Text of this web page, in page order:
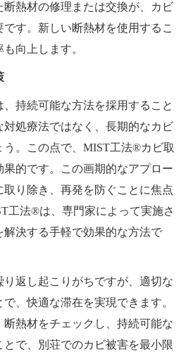
熱材の修理または交換が、カビ
す。新しい断熱材を使用するこ
向上します。
持続可能な方法を採用すること
対処療法ではなく、長期的なカビ
。この点で、MIST工法®カビ取
果的です。この画期的なアプロー
り除き、再発を防ぐことに焦点
工法®は、専門家によって実施さ
解決する手軽で効果的な方法で
り返し起こりがちですが、適切な
、快適な滞在を実現できます。
熱材をチェックし、持続可能な
とで、別荘でのカビ被害を最小限